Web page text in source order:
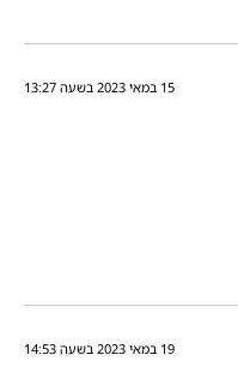
15 במאי 2023 בשעה 13:27
19 במאי 2023 בשעה 14:53